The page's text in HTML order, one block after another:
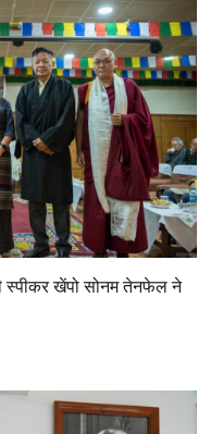
स्पीकर खेंपो सोनम तेनफेल ने